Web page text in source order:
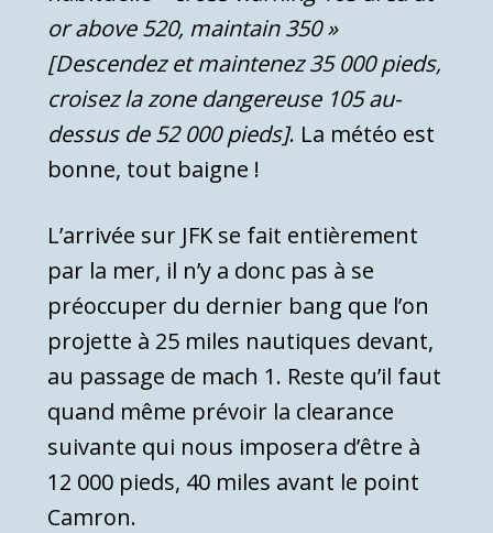
or above 520, maintain 350 »
[Descendez et maintenez 35 000 pieds,
croisez la zone dangereuse 105 au-
dessus de 52 000 pieds]. La météo est
bonne, tout baigne !
L’arrivée sur JFK se fait entièrement
par la mer, il n’y a donc pas à se
préoccuper du dernier bang que l’on
projette à 25 miles nautiques devant,
au passage de mach 1. Reste qu’il faut
quand même prévoir la clearance
suivante qui nous imposera d’être à
12 000 pieds, 40 miles avant le point
Camron.